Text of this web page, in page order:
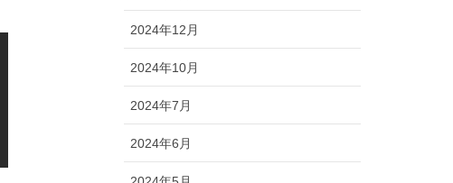
2024年12月
2024年10月
2024年7月
2024年6月